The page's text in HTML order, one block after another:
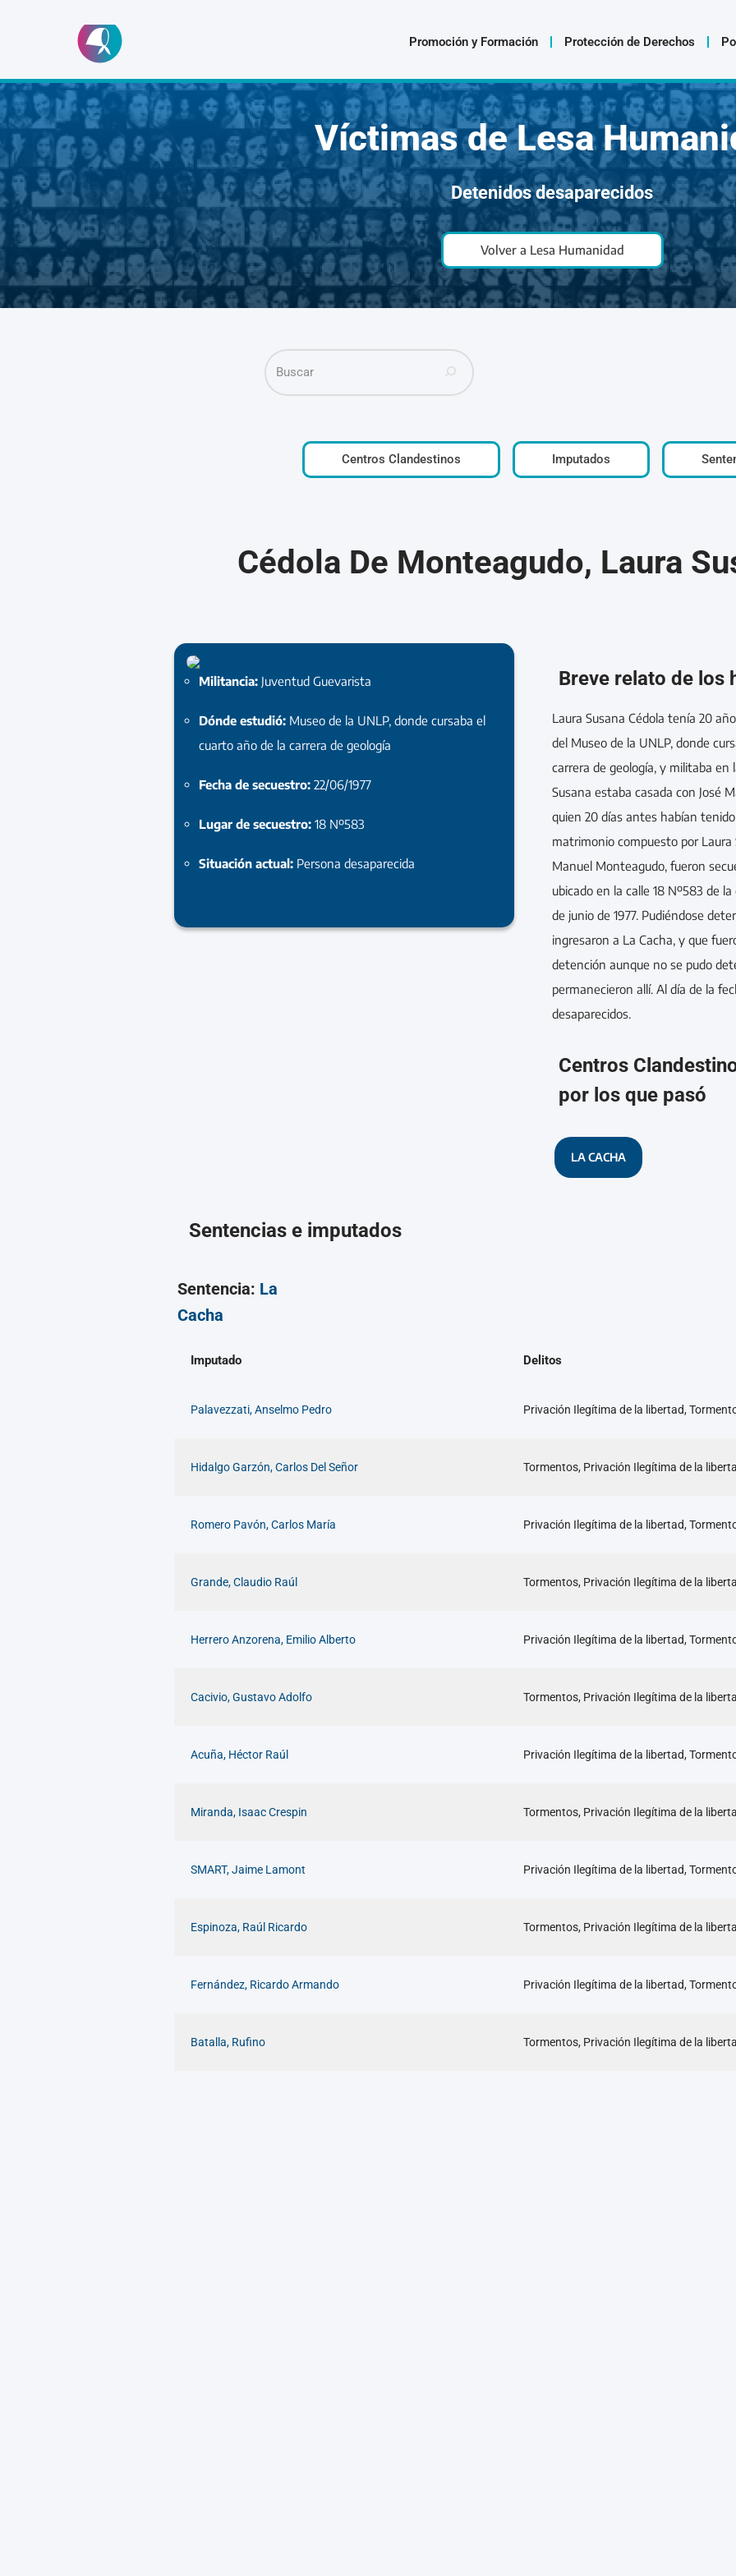
al
contenido
Promoción y Formación Protección de Derechos
Víctimas de Lesa
Detenidos desaparecidos
Volver a Lesa Humanidad
Centros Clandestinos Imputados
Cédola De Monteagudo, Laura
Militancia: Juventud Guevarista
Dónde estudió: Museo de la UNLP, donde cursaba el
cuarto año de la carrera de geología
Fecha de secuestro:22/06/1977
Lugar de secuestro:18 Nº583
Situación actual: Persona desaparecida
Breve relato de los
Laura Susana Cédola tenía 20
del Museo de la UNLP, donde
carrera de geología, y militaba en
Susana estaba casada con José
quien 20 días antes habían
matrimonio compuesto por Laura
Manuel Monteagudo, fueron
ubicado en la calle 18 Nº583 de
de junio de 1977. Pudiéndose
ingresaron a La Cacha, y que
detención aunque no se pudo
permanecieron allí. Al día de la
desaparecidos.
Centros
por los que pasó
LA CACHA
Sentencias e imputados
Sentencia: La
Cacha
Imputado Delitos
Palavezzati, Anselmo Pedro Privación Ilegítima de la libertad,
Hidalgo Garzón, Carlos Del Señor Tormentos, Privación Ilegítima de la
Romero Pavón, Carlos María Privación Ilegítima de la libertad,
Grande, Claudio Raúl Tormentos, Privación Ilegítima de la
Herrero Anzorena, Emilio Alberto Privación Ilegítima de la libertad,
Cacivio, Gustavo Adolfo Tormentos, Privación Ilegítima de la
Acuña, Héctor Raúl Privación Ilegítima de la libertad,
Miranda, Isaac Crespin Tormentos, Privación Ilegítima de la
SMART, Jaime Lamont Privación Ilegítima de la libertad,
Espinoza, Raúl Ricardo Tormentos, Privación Ilegítima de la
Fernández, Ricardo Armando Privación Ilegítima de la libertad,
Batalla, Rufino Tormentos, Privación Ilegítima de la